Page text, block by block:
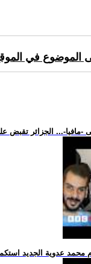
الموضوع في
-مافيا-... الجزائر تقبض
محمد عدوية الجديد